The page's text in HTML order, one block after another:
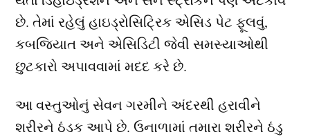
છે. તેમાં રહેલું હાઇડ્રોસિટ્રિક એસિડ પેટ ફૂલવું,
કબજિયાત અને એસિડિટી જેવી સમસ્યાઓથી
છુટકારો અપાવવામાં મદદ કરે છે.
આ વસ્તુઓનું સેવન ગરમીને અંદરથી હરાવીને
શરીરને ઠંડક આપે છે. ઉનાળામાં તમારા શરીરને ઠંડુ